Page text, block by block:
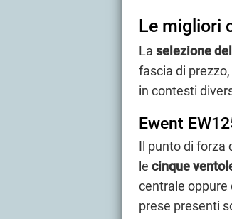
Le migliori
La selezione
fascia di
in contesti
Ewent
Il punto di forza
le cinque
centrale oppure
prese presenti